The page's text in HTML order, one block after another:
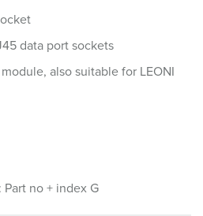
data port sockets
also suitable for LEONI
no + index G